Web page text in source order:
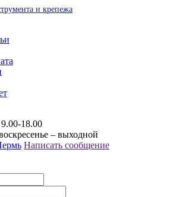
и крепежа
18.00
– выходной
Написать сообщение